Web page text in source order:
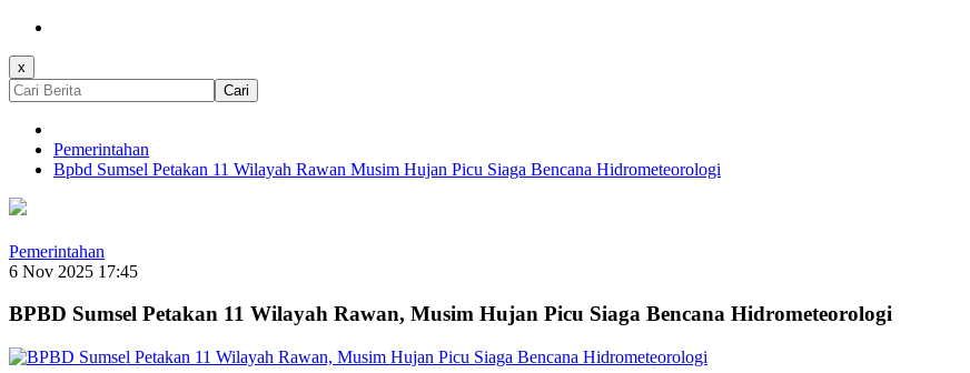
x
Cari
Pemerintahan
Bpbd Sumsel Petakan 11 Wilayah Rawan Musim Hujan Picu Siaga Bencana Hidrometeorologi
Pemerintahan
6 Nov 2025 17:45
BPBD Sumsel Petakan 11 Wilayah Rawan, Musim Hujan Picu Siaga Bencana Hidrometeorologi